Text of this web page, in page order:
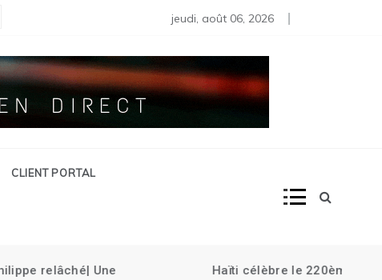
Pas moins de 80 diplomates rappelés | Haïti décrète l’État
jeudi, août 06, 2026
CLIENT PORTAL
Une
Haïti célèbre le 220ème